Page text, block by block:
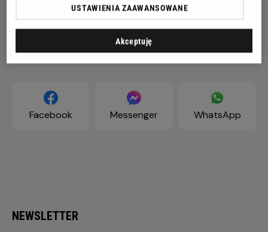
ZAPROŚ ZNAJOMYCH
Facebook Messenger WhatsApp
NEWSLETTER
USTAWIENIA ZAAWANSOWANE
Akceptuję